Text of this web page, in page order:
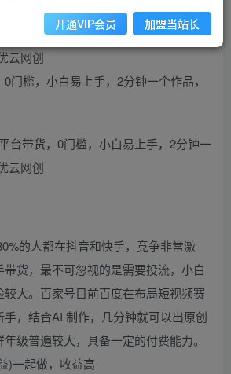
门槛，小白易上手，2分钟一个作品，
的人都在抖音和快手，竞争非常激
货，最不可忽视的是需要投流，小白
大。百家号目前百度在布局短视频赛
，结合AI 制作，几分钟就可以出原创
级普遍较大，具备一定的付费能力。
)一起做，收益高
开通VIP会员 加盟当站长